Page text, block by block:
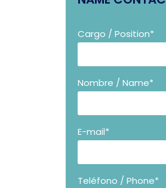
Cargo / Position*
Nombre / Name*
E-mail*
Teléfono / Phone*